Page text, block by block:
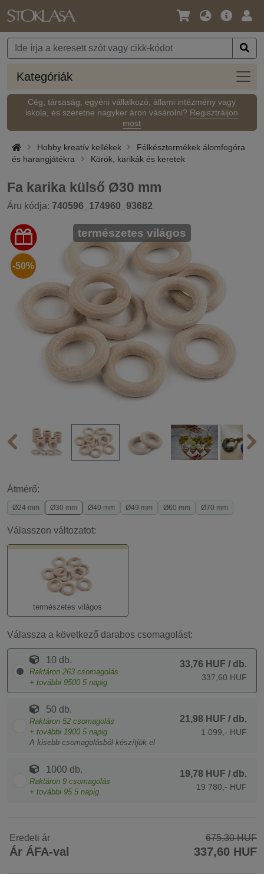
Nyelv
Pénznem
Fő
Kategóriák
Cég, társaság, egyéni vállalkozó, állami intézmény vagy
iskola, és szeretne nagyker áron vásárolni? Regisztráljon
most
Hobby kreatív kellékek
Félkésztermékek álomfogóra
és harangjátékra
Körök, karikák és keretek
Fa karika külső Ø30 mm
Áru kódja: 740596_174960_93682
-50%
természetes világos
Átmérő:
Ø24 mm Ø30 mm Ø40 mm Ø49 mm Ø60 mm Ø70 mm
Válasszon változatot:
természetes világos
Válassza a következő darabos csomagolást:
10 db.
Raktáron 263 csomagolás
+ további 9500 5 napig
33,76 HUF / db.
337,60 HUF
50 db.
Raktáron 52 csomagolás
+ további 1900 5 napig
A kisebb csomagolásból készítjük el
21,98 HUF / db.
1 099,- HUF
1000 db.
Raktáron 9 csomagolás
+ további 95 5 napig
19,78 HUF / db.
19 780,- HUF
Eredeti ár 675,30 HUF
Ár ÁFA-val 337,60 HUF